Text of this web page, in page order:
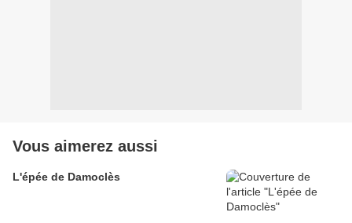
Vous aimerez aussi
L'épée de Damoclès